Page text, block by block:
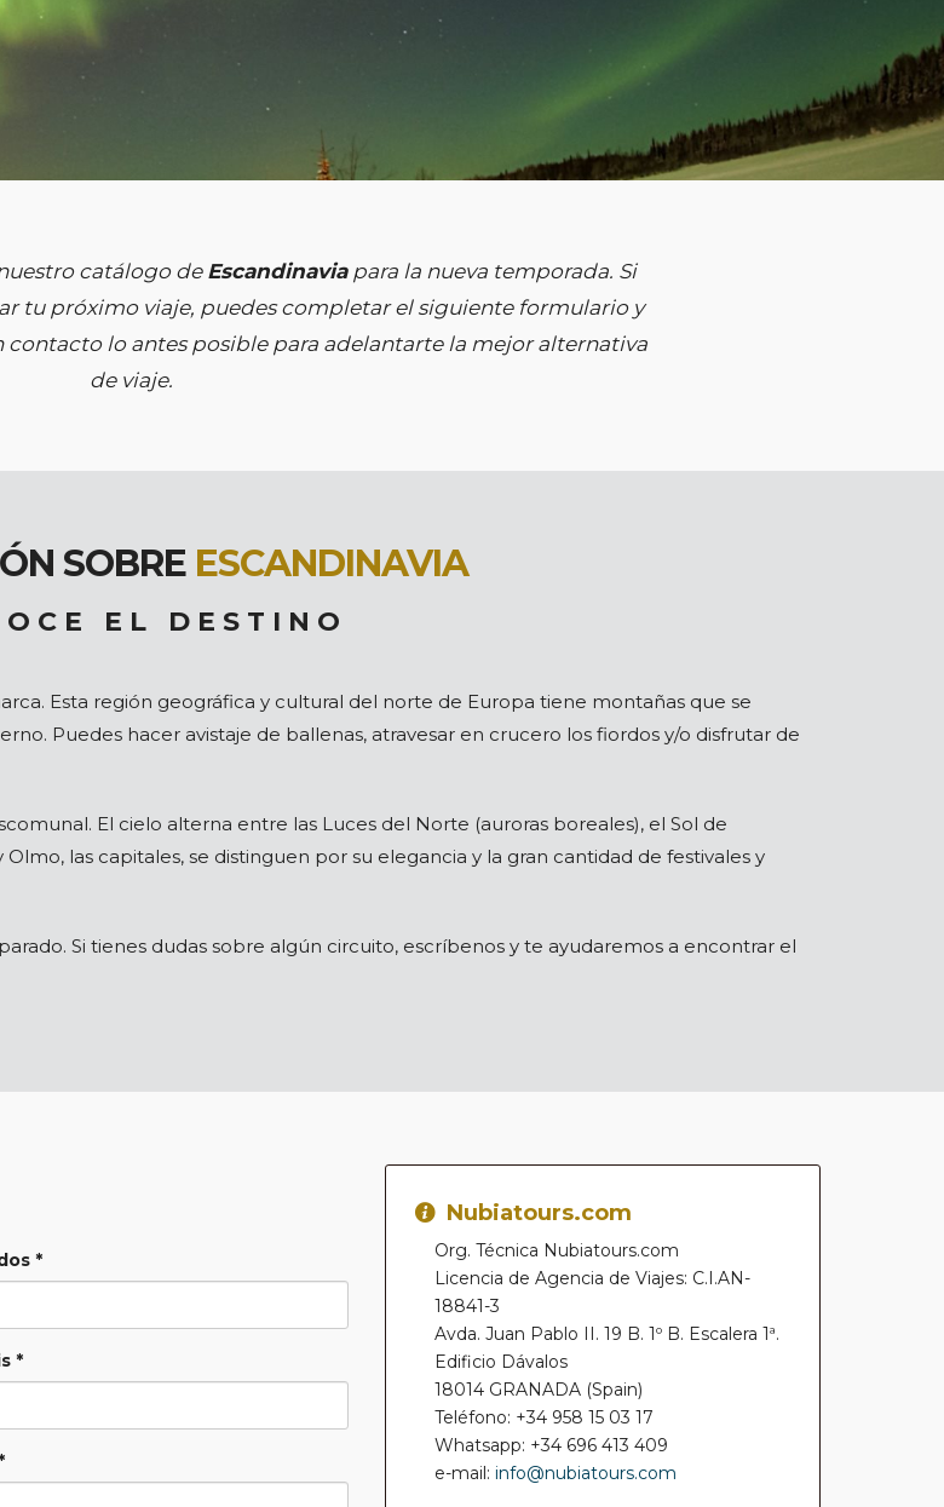
catálogo de Escandinaviapara la nueva temporada. Si
tu próximo viaje, puedes completar el siguiente formulario y
contacto lo antes posible para adelantarte la mejor alternativa
de viaje.
SOBRE ESCANDINAVIA
O C E E L D E S T I N O
Esta región geográfica y cultural del norte de Europa tiene montañas que se
Puedes hacer avistaje de ballenas, atravesar en crucero los fiordos y/o disfrutar de
El cielo alterna entre las Luces del Norte (auroras boreales), el Sol de
las capitales, se distinguen por su elegancia y la gran cantidad de festivales y
Si tienes dudas sobre algún circuito, escríbenos y te ayudaremos a encontrar el
*
*
Nubiatours.com
Org. Técnica Nubiatours.com
Licencia de Agencia de Viajes: C.I.AN-
18841-3
Avda. Juan Pablo II. 19 B. 1º B. Escalera 1ª.
Edificio Dávalos
18014 GRANADA (Spain)
Teléfono: +34 958 15 03 17
Whatsapp: +34 696 413 409
e-mail: info@nubiatours.com